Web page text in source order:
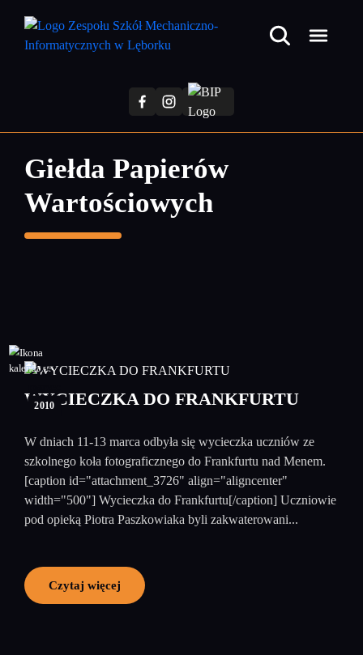
treści
Giełda Papierów
Wartościowych
25
2010
WYCIECZKA DO FRANKFURTU
W dniach 11-13 marca odbyła się wycieczka uczniów ze
szkolnego koła fotograficznego do Frankfurtu nad Menem.
[caption id="attachment_3726" align="aligncenter"
width="500"] Wycieczka do Frankfurtu[/caption] Uczniowie
pod opieką Piotra Paszkowiaka byli zakwaterowani...
Czytaj więcej